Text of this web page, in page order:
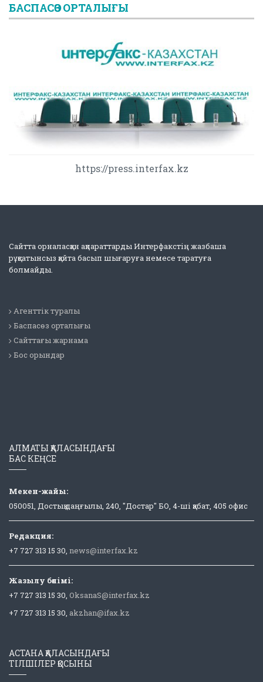
БАСПАСӨЗ ОРТАЛЫҒЫ
https://press.interfax.kz
Сайтта орналасқан ақпараттарды Интерфакстің жазбаша
рұқсатынсыз қайта басып шығаруға немесе таратуға
болмайды.
Агенттік туралы
Баспасөз орталығы
Сайттағы жарнама
Бос орындар
АЛМАТЫ ҚАЛАСЫНДАҒЫ
БАС КЕҢСЕ
Мекен-жайы:
050051, Достық даңғылы, 240, "Достар" БО, 4-ші қабат, 405 офис
Редакция:
+7 727 313 15 30, news@interfax.kz
Жазылу бөлімі:
+7 727 313 15 30, OksanaS@interfax.kz
+7 727 313 15 30, akzhan@ifax.kz
АСТАНА ҚАЛАСЫНДАҒЫ
ТІЛШІЛЕР ҚОСЫНЫ